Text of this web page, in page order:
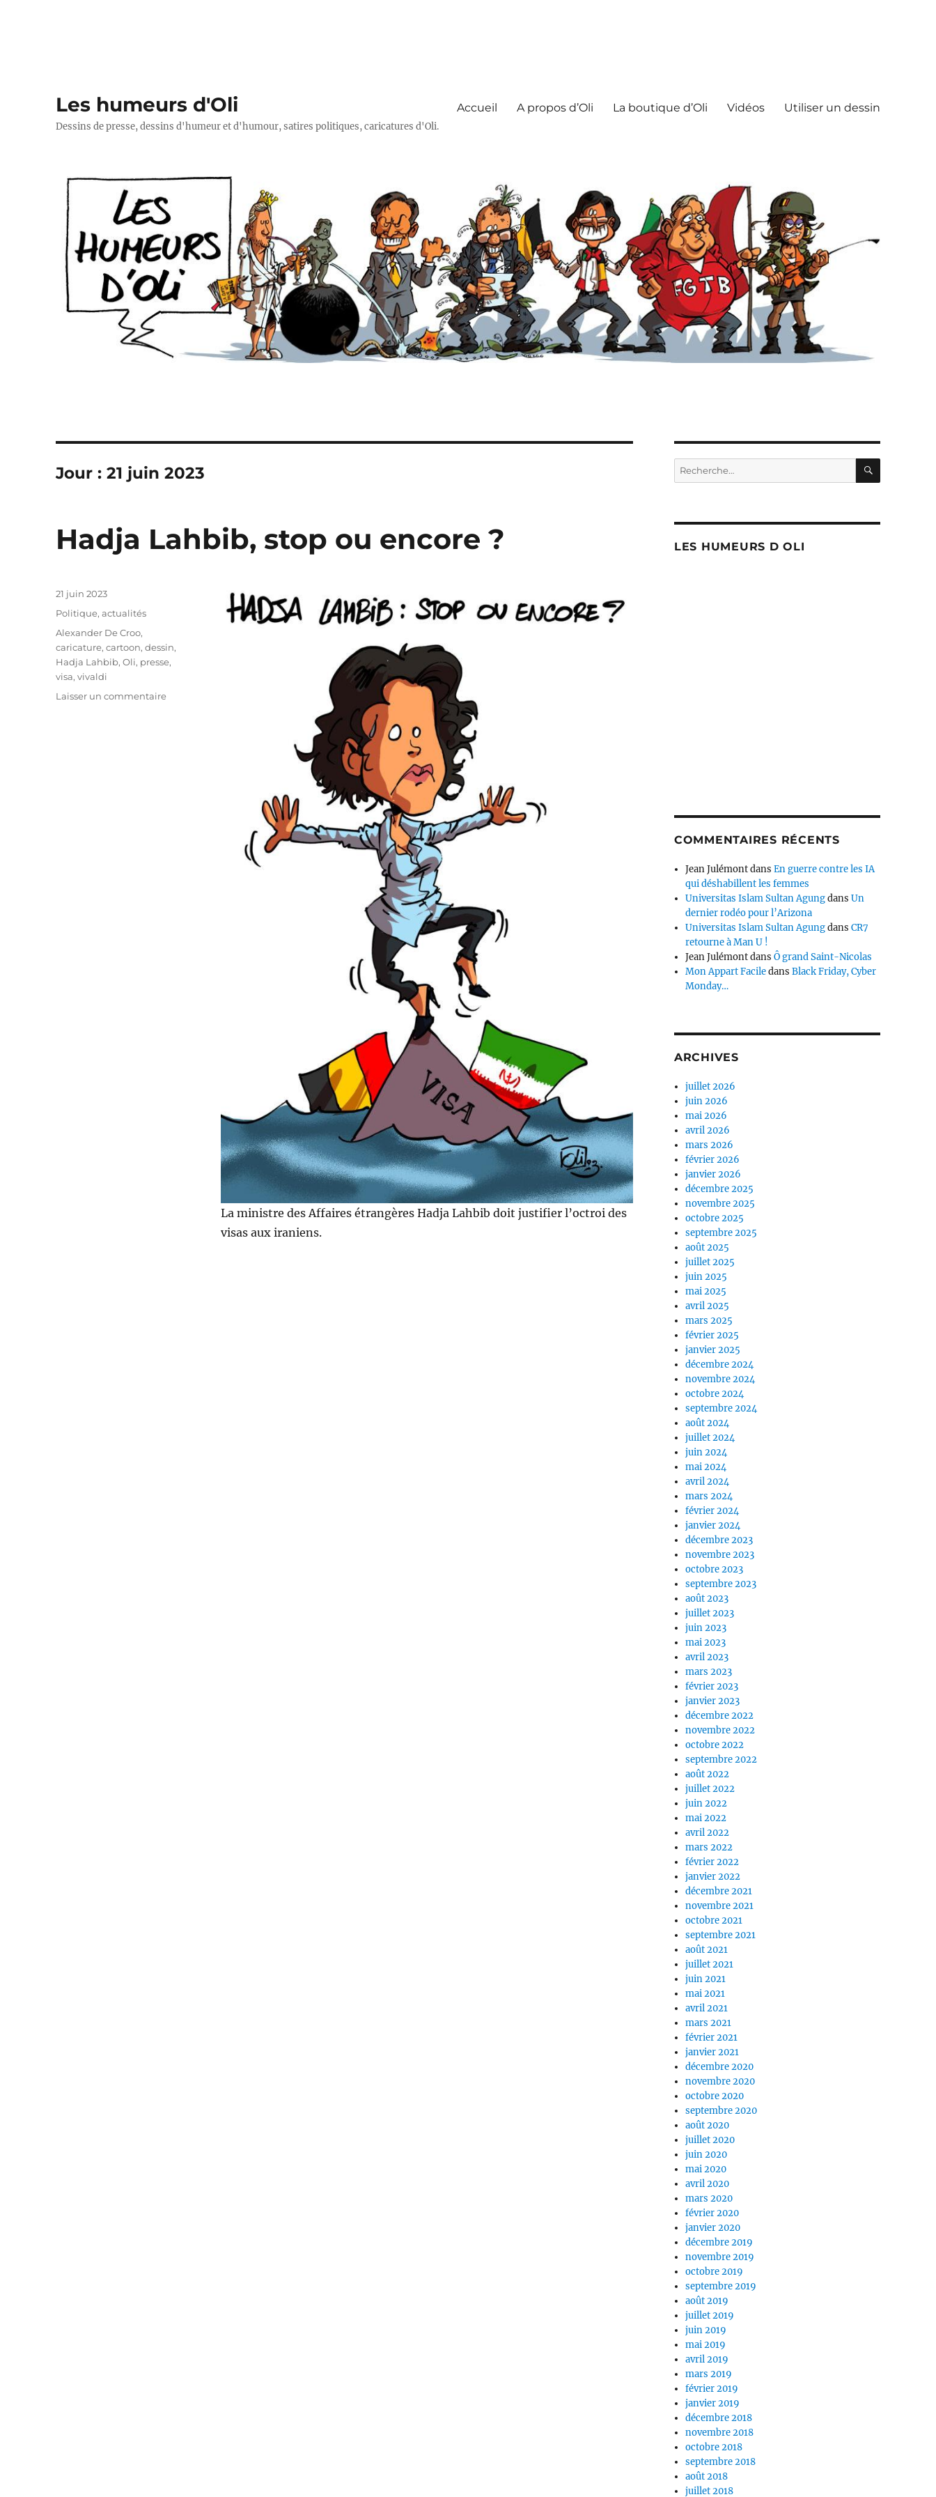
Les humeurs d'Oli
Dessins de presse, dessins d'humeur et d'humour, satires politiques, caricatures d'Oli.
Accueil A propos d’Oli La boutique d’Oli Vidéos Utiliser un dessin
Jour :21 juin 2023
Hadja Lahbib, stop ou encore ?
La ministre des Affaires étrangères Hadja Lahbib doit justifier l’octroi des
visas aux iraniens.
Publié
21 juin 2023
Catégories
Politique, actualités
Étiquettes
Alexander De Croo,
caricature,cartoon,dessin,
Hadja Lahbib,Oli, presse,
visa,vivaldi
Laisser un commentairesur
Recherche
pour :
LES HUMEURS D OLI
COMMENTAIRES RÉCENTS
Jean JulémontdansEn guerre contre les IA
qui déshabillent les femmes
Universitas Islam Sultan AgungdansUn
dernier rodéo pour l’Arizona
Universitas Islam Sultan AgungdansCR7
retourne à Man U !
Jean JulémontdansÔ grand Saint-Nicolas
Mon Appart FaciledansBlack Friday, Cyber
Monday…
ARCHIVES
juillet 2026
juin 2026
mai 2026
avril 2026
mars 2026
février 2026
janvier 2026
décembre 2025
novembre 2025
octobre 2025
septembre 2025
août 2025
juillet 2025
juin 2025
mai 2025
avril 2025
mars 2025
février 2025
janvier 2025
décembre 2024
novembre 2024
octobre 2024
septembre 2024
août 2024
juillet 2024
juin 2024
mai 2024
avril 2024
mars 2024
février 2024
janvier 2024
décembre 2023
novembre 2023
octobre 2023
septembre 2023
août 2023
juillet 2023
juin 2023
mai 2023
avril 2023
mars 2023
février 2023
janvier 2023
décembre 2022
novembre 2022
octobre 2022
septembre 2022
août 2022
juillet 2022
juin 2022
mai 2022
avril 2022
mars 2022
février 2022
janvier 2022
décembre 2021
novembre 2021
octobre 2021
septembre 2021
août 2021
juillet 2021
juin 2021
mai 2021
avril 2021
mars 2021
février 2021
janvier 2021
décembre 2020
novembre 2020
octobre 2020
septembre 2020
août 2020
juillet 2020
juin 2020
mai 2020
avril 2020
mars 2020
février 2020
janvier 2020
décembre 2019
novembre 2019
octobre 2019
septembre 2019
août 2019
juillet 2019
juin 2019
mai 2019
avril 2019
mars 2019
février 2019
janvier 2019
décembre 2018
novembre 2018
octobre 2018
septembre 2018
août 2018
juillet 2018